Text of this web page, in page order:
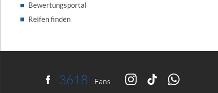
Bewertungsportal
Reifen finden
f 4087 Fans